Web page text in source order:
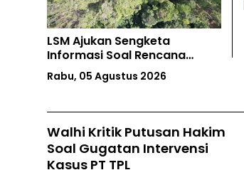
Pemodal Ekspor Ilegal Merkuri
Surabaya Diminta Diusut
Rabu, 05 Agustus 2026
Walhi Kritik Putusan Hakim
Soal Gugatan Intervensi
Kasus PT TPL